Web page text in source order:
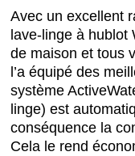
Avec un excellent
lave-linge à hublot
de maison et tous
l’a équipé des
système
linge) est
conséquence la
Cela le rend